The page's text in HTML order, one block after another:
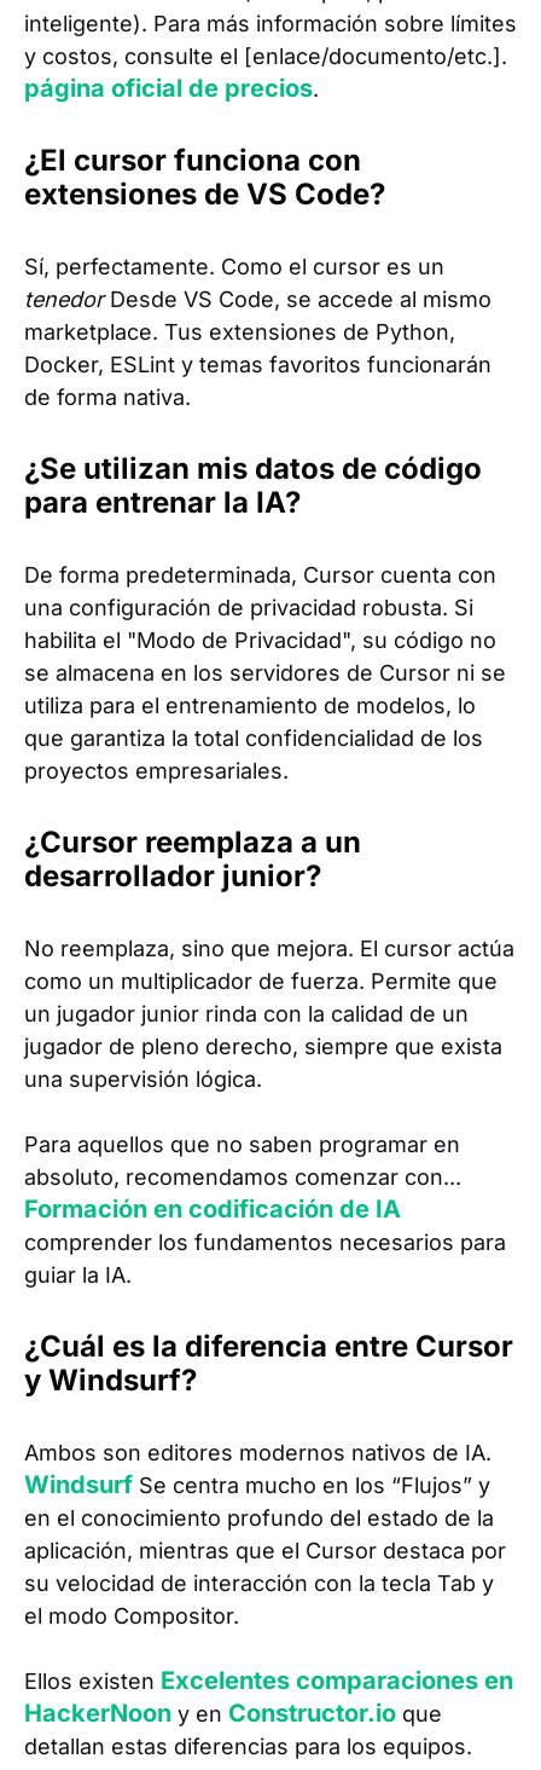
inteligente). Para más información sobre límites
y costos, consulte el [enlace/documento/etc.].
página oficial de precios.
¿El cursor funciona con
extensiones de VS Code?
Sí, perfectamente. Como el cursor es un
tenedorDesde VS Code, se accede al mismo
marketplace. Tus extensiones de Python,
Docker, ESLint y temas favoritos funcionarán
de forma nativa.
¿Se utilizan mis datos de código
para entrenar la IA?
De forma predeterminada, Cursor cuenta con
una configuración de privacidad robusta. Si
habilita el "Modo de Privacidad", su código no
se almacena en los servidores de Cursor ni se
utiliza para el entrenamiento de modelos, lo
que garantiza la total confidencialidad de los
proyectos empresariales.
¿Cursor reemplaza a un
desarrollador junior?
No reemplaza, sino que mejora. El cursor actúa
como un multiplicador de fuerza. Permite que
un jugador junior rinda con la calidad de un
jugador de pleno derecho, siempre que exista
una supervisión lógica.
Para aquellos que no saben programar en
absoluto, recomendamos comenzar con...
Formación en codificación de IA
comprender los fundamentos necesarios para
guiar la IA.
¿Cuál es la diferencia entre Cursor
y Windsurf?
Ambos son editores modernos nativos de IA.
Windsurf Se centra mucho en los “Flujos” y
en el conocimiento profundo del estado de la
aplicación, mientras que el Cursor destaca por
su velocidad de interacción con la tecla Tab y
el modo Compositor.
Ellos existen Excelentes comparaciones en
HackerNoon y en Constructor.io que
detallan estas diferencias para los equipos.